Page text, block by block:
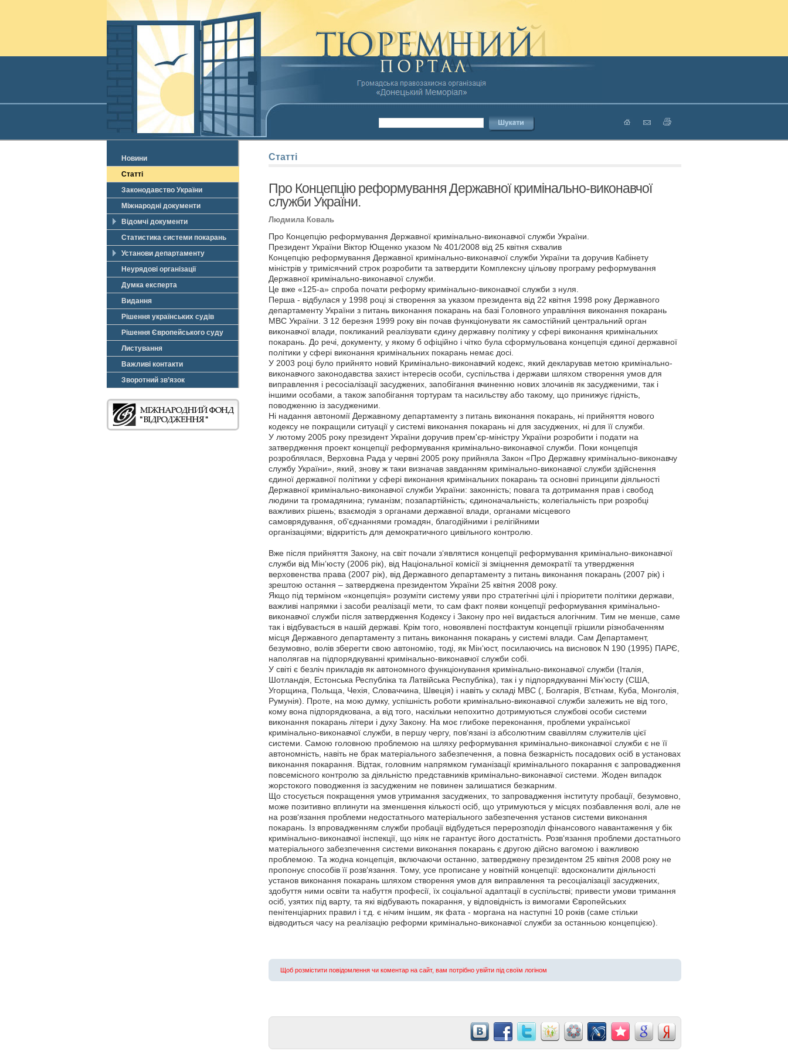
Новини
Статті
Законодавство України
Міжнародні документи
Відомчі документи
Статистика системи покарань
Установи департаменту
Неурядові організації
Думка експерта
Видання
Рішення українських судів
Рішення Європейського суду
Листування
Важливі контакти
Зворотний зв’язок
Статті
Про Концепцію реформування Державної кримінально-виконавчої
служби України.
Людмила Коваль
Про Концепцію реформування Державної кримінально-виконавчої служби України.
Президент України Віктор Ющенко указом № 401/2008 від 25 квітня схвалив
Концепцію реформування Державної кримінально-виконавчої служби України та доручив Кабінету
міністрів у тримісячний строк розробити та затвердити Комплексну цільову програму реформування
Державної кримінально-виконавчої служби.
Це вже «125-а» спроба почати реформу кримінально-виконавчої служби з нуля.
Перша - відбулася у 1998 році зі створення за указом президента від 22 квітня 1998 року Державного
департаменту України з питань виконання покарань на базі Головного управління виконання покарань
МВС України. З 12 березня 1999 року він почав функціонувати як самостійний центральний орган
виконавчої влади, покликаний реалізувати єдину державну політику у сфері виконання кримінальних
покарань. До речі, документу, у якому б офіційно і чітко була сформульована концепція єдиної державної
політики у сфері виконання кримінальних покарань немає досі.
У 2003 році було прийнято новий Кримінально-виконавчий кодекс, який декларував метою кримінально-
виконавчого законодавства захист інтересів особи, суспільства і держави шляхом створення умов для
виправлення і ресосіалізації засуджених, запобігання вчиненню нових злочинів як засудженими, так і
іншими особами, а також запобігання тортурам та насильству або такому, що принижує гідність,
поводженню із засудженими.
Ні надання автономії Державному департаменту з питань виконання покарань, ні прийняття нового
кодексу не покращили ситуації у системі виконання покарань ні для засуджених, ні для її служби.
У лютому 2005 року президент України доручив прем'єр-міністру України розробити і подати на
затвердження проект концепції реформування кримінально-виконавчої служби. Поки концепція
розроблялася, Верховна Рада у червні 2005 року прийняла Закон «Про Державну кримінально-виконавчу
службу України», який, знову ж таки визначав завданням кримінально-виконавчої служби здійснення
єдиної державної політики у сфері виконання кримінальних покарань та основні принципи діяльності
Державної кримінально-виконавчої служби України: законність; повага та дотримання прав і свобод
людини та громадянина; гуманізм; позапартійність; єдиноначальність; колегіальність при розробці
важливих рішень; взаємодія з органами державної влади, органами місцевого
самоврядування, об'єднаннями громадян, благодійними і релігійними
організаціями; відкритість для демократичного цивільного контролю.
Вже після прийняття Закону, на світ почали з‘являтися концепції реформування кримінально-виконавчої
служби від Мін‘юсту (2006 рік), від Національної комісії зі зміцнення демократії та утвердження
верховенства права (2007 рік), від Державного департаменту з питань виконання покарань (2007 рік) і
зрештою остання – затверджена президентом України 25 квітня 2008 року.
Якщо під терміном «концепція» розуміти систему уяви про стратегічні цілі і пріоритети політики держави,
важливі напрямки і засоби реалізації мети, то сам факт появи концепції реформування кримінально-
виконавчої служби після затвердження Кодексу і Закону про неї видається алогічним. Тим не менше, саме
так і відбувається в нашій державі. Крім того, новоявлені постфактум концепції грішили різнобаченням
місця Державного департаменту з питань виконання покарань у системі влади. Сам Департамент,
безумовно, волів зберегти свою автономію, тоді, як Мін‘юст, посилаючись на висновок N 190 (1995) ПАРЄ,
наполягав на підпорядкуванні кримінально-виконавчої служби собі.
У світі є безліч прикладів як автономного функціонування кримінально-виконавчої служби (Італія,
Шотландія, Естонська Республіка та Латвійська Республіка), так і у підпорядкуванні Мін‘юсту (США,
Угорщина, Польща, Чехія, Словаччина, Швеція) і навіть у складі МВС (, Болгарія, В'єтнам, Куба, Монголія,
Румунія). Проте, на мою думку, успішність роботи кримінально-виконавчої служби залежить не від того,
кому вона підпорядкована, а від того, наскільки непохитно дотримуються службові особи системи
виконання покарань літери і духу Закону. На моє глибоке переконання, проблеми української
кримінально-виконавчої служби, в першу чергу, пов‘язані із абсолютним свавіллям служителів цієї
системи. Самою головною проблемою на шляху реформування кримінально-виконавчої служби є не її
автономність, навіть не брак матеріального забезпечення, а повна безкарність посадових осіб в установах
виконання покарання. Відтак, головним напрямком гуманізації кримінального покарання є запровадження
повсемісного контролю за діяльністю представників кримінально-виконавчої системи. Жоден випадок
жорстокого поводження із засудженим не повинен залишатися безкарним.
Що стосується покращення умов утримання засуджених, то запровадження інституту пробації, безумовно,
може позитивно вплинути на зменшення кількості осіб, що утримуються у місцях позбавлення волі, але не
на розв‘язання проблеми недостатнього матеріального забезпечення установ системи виконання
покарань. Із впровадженням служби пробації відбудеться перерозподіл фінансового навантаження у бік
кримінально-виконавчої інспекції, що ніяк не гарантує його достатність. Розв‘язання проблеми достатнього
матеріального забезпечення системи виконання покарань є другою дійсно вагомою і важливою
проблемою. Та жодна концепція, включаючи останню, затверджену президентом 25 квітня 2008 року не
пропонує способів її розв‘язання. Тому, усе прописане у новітній концепції: вдосконалити діяльності
установ виконання покарань шляхом створення умов для виправлення та ресоціалізації засуджених,
здобуття ними освіти та набуття професії, їх соціальної адаптації в суспільстві; привести умови тримання
осіб, узятих під варту, та які відбувають покарання, у відповідність із вимогами Європейських
пенітенціарних правил і т.д. є нічим іншим, як фата - моргана на наступні 10 років (саме стільки
відводиться часу на реалізацію реформи кримінально-виконавчої служби за останньою концепцією).
щоб розмістити повідомлення чи коментар на сайт, вам потрібно увійти під своїм логіном